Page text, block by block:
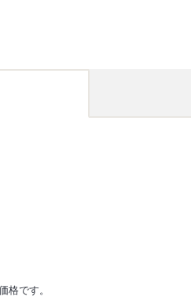
格です。